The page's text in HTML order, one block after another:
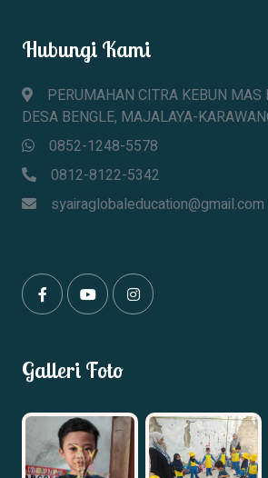
Hubungi Kami
PERUMAHAN CITRA KEBUN
DESA BENGLE, MAJALAYA-
0852-1248-5578
0812-8122-5342
syairaglobaleducation@gmail.com
Galleri Foto